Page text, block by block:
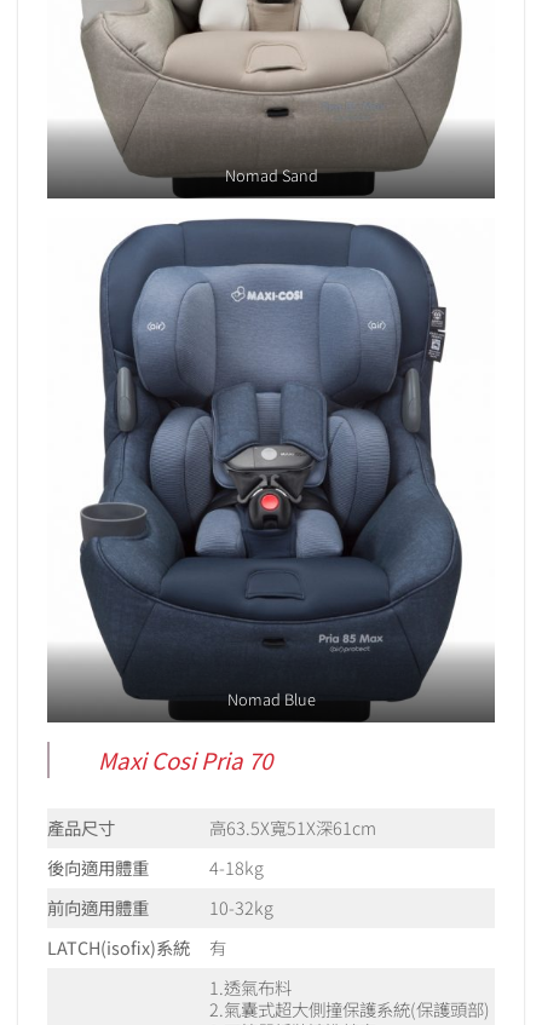
Nomad Sand
Nomad Blue
Maxi Cosi Pria 70
產品尺寸
高63.5X寬51X深61cm
後向適用體重
4-18kg
前向適用體重
10-32kg
LATCH(isofix)系統
有
1.透氣布料
2.氣囊式超大側撞保護系統(保護頭部)